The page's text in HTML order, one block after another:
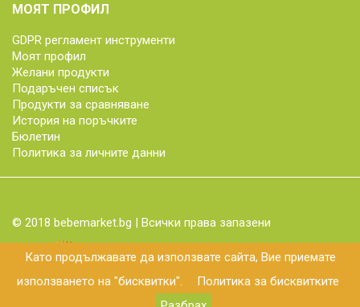
Като продължавате да използвате сайта, Вие приемате
използването на "бисквитки".
Политика за бисквитките
МОЯТ ПРОФИЛ
GDPR регламент инструменти
Моят профил
Желани продукти
Подаръчен списък
Продукти за сравняване
История на поръчките
Бюлетин
Политика за личните данни
© 2018 bebemarket.bg | Всички права запазени